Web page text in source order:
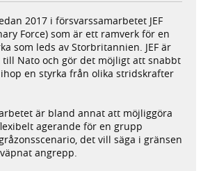
2017 i försvarssamarbetet JEF
Force) som är ett ramverk för en
som leds av Storbritannien. JEF är
Nato och gör det möjligt att snabbt
en styrka från olika stridskrafter
är bland annat att möjliggöra
agerande för en grupp
det vill säga i gränsen
angrepp.